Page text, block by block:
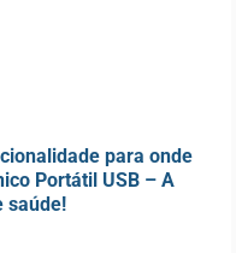
para onde
Portátil USB – A
saúde!